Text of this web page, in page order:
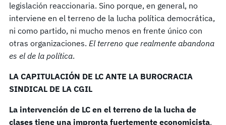
legislación reaccionaria. Sino porque, en general, no
interviene en el terreno de la lucha política democrática,
ni como partido, ni mucho menos en frente único con
otras organizaciones. El terreno que realmente abandona
es el de la política.
LA CAPITULACIÓN DE LC ANTE LA BUROCRACIA
SINDICAL DE LA CGIL
La intervención de LC en el terreno de la lucha de
clases tiene una impronta fuertemente economicista.